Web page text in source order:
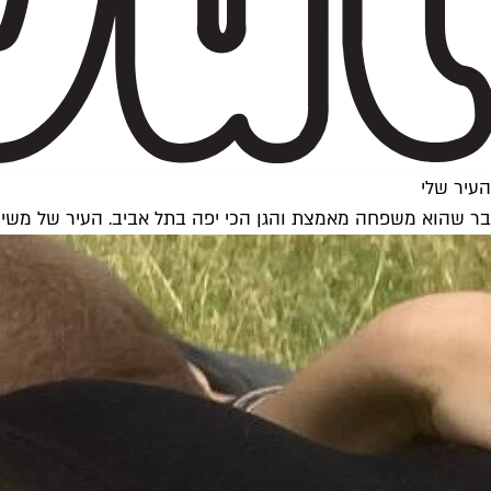
העיר שלי
בר שהוא משפחה מאמצת והגן הכי יפה בתל אביב. העיר של